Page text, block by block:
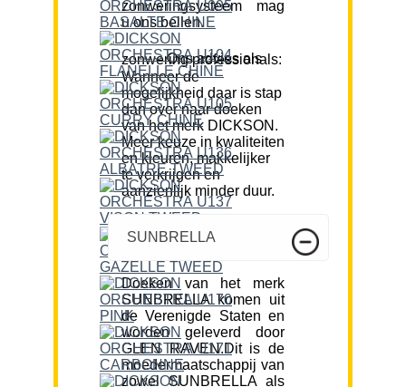
zonweringsysteem mag
u ons bellen.
Ons advies als zonwering professionals:
Wanneer de
mogelijkheid daar is stap
dan over naar doeken
van het merk DICKSON.
Meer keuze in kwaliteiten
en kleuren, makkelijker
te verkrijgen en
aanzienlijk minder duur.
SUNBRELLA
Doeken van het merk
SUNBRELLA komen uit
de Verenigde Staten en
worden geleverd door
GLEN RAVEN.Dit is de
moedermaatschappij van
zowel SUNBRELLA als